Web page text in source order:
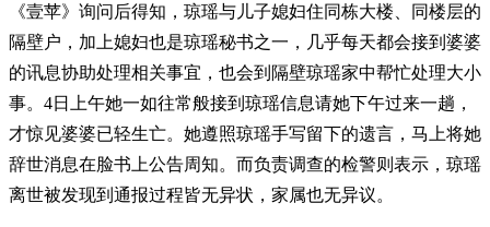
《壹苹》询问后得知，琼瑶与儿子媳妇住同栋大楼、同楼层的
隔壁户，加上媳妇也是琼瑶秘书之一，几乎每天都会接到婆婆
的讯息协助处理相关事宜，也会到隔壁琼瑶家中帮忙处理大小
事。4日上午她一如往常般接到琼瑶信息请她下午过来一趟，
才惊见婆婆已轻生亡。她遵照琼瑶手写留下的遗言，马上将她
辞世消息在脸书上公告周知。而负责调查的检警则表示，琼瑶
离世被发现到通报过程皆无异状，家属也无异议。